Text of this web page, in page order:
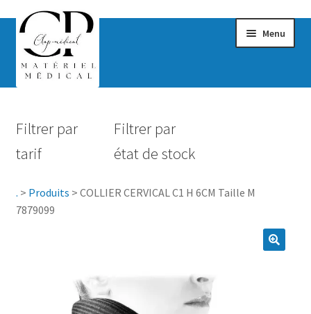
Menu
Hygiène
Vêtements & Chaussures
Filtrer par
tarif
Filtrer par
état de stock
. > Produits > COLLIER CERVICAL C1 H 6CM Taille M
7879099